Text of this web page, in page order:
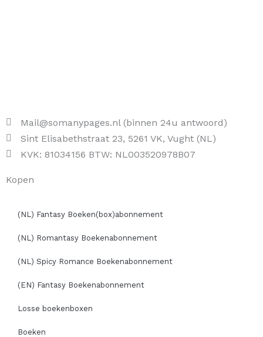
Mail@somanypages.nl (binnen 24u antwoord)
Sint Elisabethstraat 23, 5261 VK, Vught (NL)
KVK: 81034156 BTW: NL003520978B07
Kopen
(NL) Fantasy Boeken(box)abonnement
(NL) Romantasy Boekenabonnement
(NL) Spicy Romance Boekenabonnement
(EN) Fantasy Boekenabonnement
Losse boekenboxen
Boeken